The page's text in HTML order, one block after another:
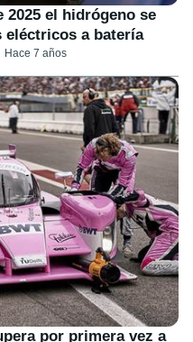
2025 el hidrógeno se
eléctricos a batería
Hace 7 años
por primera vez a